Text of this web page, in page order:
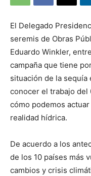
El Delegado
seremis de Obras
Eduardo Winkler,
campaña que tiene
situación de la sequía
conocer el trabajo del
cómo podemos
realidad hídrica.
De acuerdo a los
de los 10 países más
cambios y crisis